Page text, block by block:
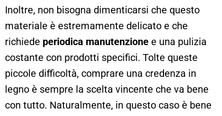
Inoltre, non bisogna dimenticarsi che questo
materiale è estremamente delicato e che
richiede periodica manutenzione e una pulizia
costante con prodotti specifici. Tolte queste
piccole difficoltà, comprare una credenza in
legno è sempre la scelta vincente che va bene
con tutto. Naturalmente, in questo caso è bene